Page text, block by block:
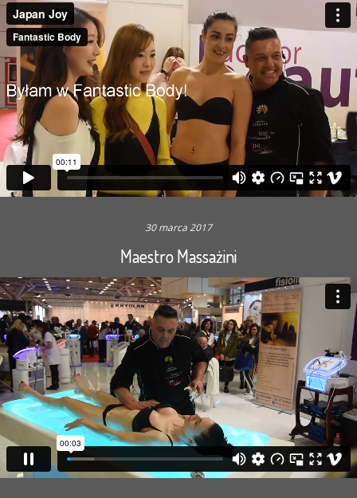
30 marca 2017
Maestro Massażini